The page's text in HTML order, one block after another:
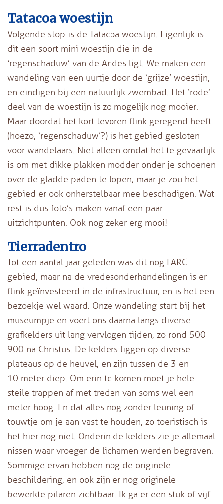
Tatacoa woestijn
Volgende stop is de Tatacoa woestijn. Eigenlijk is
dit een soort mini woestijn die in de
‘regenschaduw’ van de Andes ligt. We maken een
wandeling van een uurtje door de ‘grijze’ woestijn,
en eindigen bij een natuurlijk zwembad. Het ‘rode’
deel van de woestijn is zo mogelijk nog mooier.
Maar doordat het kort tevoren flink geregend heeft
(hoezo, ‘regenschaduw’?) is het gebied gesloten
voor wandelaars. Niet alleen omdat het te gevaarlijk
is om met dikke plakken modder onder je schoenen
over de gladde paden te lopen, maar je zou het
gebied er ook onherstelbaar mee beschadigen. Wat
rest is dus foto’s maken vanaf een paar
uitzichtpunten. Ook nog zeker erg mooi!
Tierradentro
Tot een aantal jaar geleden was dit nog FARC
gebied, maar na de vredesonderhandelingen is er
flink geïnvesteerd in de infrastructuur, en is het een
bezoekje wel waard. Onze wandeling start bij het
museumpje en voert ons daarna langs diverse
grafkelders uit lang vervlogen tijden, zo rond 500-
900 na Christus. De kelders liggen op diverse
plateaus op de heuvel, en zijn tussen de 3 en
10 meter diep. Om erin te komen moet je hele
steile trappen af met treden van soms wel een
meter hoog. En dat alles nog zonder leuning of
touwtje om je aan vast te houden, zo toeristisch is
het hier nog niet. Onderin de kelders zie je allemaal
nissen waar vroeger de lichamen werden begraven.
Sommige ervan hebben nog de originele
beschildering, en ook zijn er nog originele
bewerkte pilaren zichtbaar. Ik ga er een stuk of vijf